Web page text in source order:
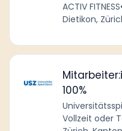
ACTIV FITNESS•
Dietikon,
100%
Vollzeit oder